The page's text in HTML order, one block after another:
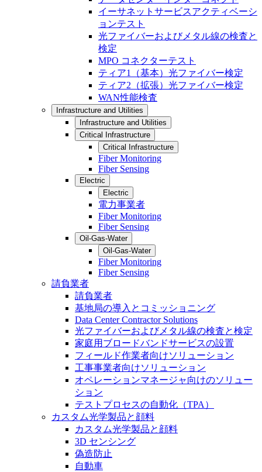
イーサネットサービスアクティベーシ
ョンテスト
光ファイバーおよびメタル線の検査と
検定
MPO コネクターテスト
ティア1（基本）光ファイバー検定
ティア2（拡張）光ファイバー検定
WAN性能検査
Infrastructure and Utilities
Infrastructure and Utilities
Critical Infrastructure
Critical Infrastructure
Fiber Monitoring
Fiber Sensing
Electric
Electric
電力事業者
Fiber Monitoring
Fiber Sensing
Oil-Gas-Water
Oil-Gas-Water
Fiber Monitoring
Fiber Sensing
請負業者
請負業者
基地局の導入とコミッショニング
Data Center Contractor Solutions
光ファイバーおよびメタル線の検査と検定
家庭用ブロードバンドサービスの設置
フィールド作業者向けソリューション
工事事業者向けソリューション
オペレーションマネージャ向けのソリュー
ション
テストプロセスの自動化（TPA）
カスタム光学製品と顔料
カスタム光学製品と顔料
3D センシング
偽造防止
自動車